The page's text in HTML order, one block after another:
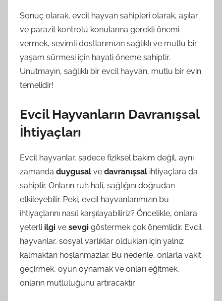
Sonuç olarak, evcil hayvan sahipleri olarak, aşılar
ve parazit kontrolü konularına gerekli önemi
vermek, sevimli dostlarımızın sağlıklı ve mutlu bir
yaşam sürmesi için hayati öneme sahiptir.
Unutmayın, sağlıklı bir evcil hayvan, mutlu bir evin
temelidir!
Evcil Hayvanların Davranışsal
İhtiyaçları
Evcil hayvanlar, sadece fiziksel bakım değil, aynı
zamanda duygusal ve davranışsal ihtiyaçlara da
sahiptir. Onların ruh hali, sağlığını doğrudan
etkileyebilir. Peki, evcil hayvanlarımızın bu
ihtiyaçlarını nasıl karşılayabiliriz? Öncelikle, onlara
yeterli ilgi ve sevgi göstermek çok önemlidir. Evcil
hayvanlar, sosyal varlıklar oldukları için yalnız
kalmaktan hoşlanmazlar. Bu nedenle, onlarla vakit
geçirmek, oyun oynamak ve onları eğitmek,
onların mutluluğunu artıracaktır.